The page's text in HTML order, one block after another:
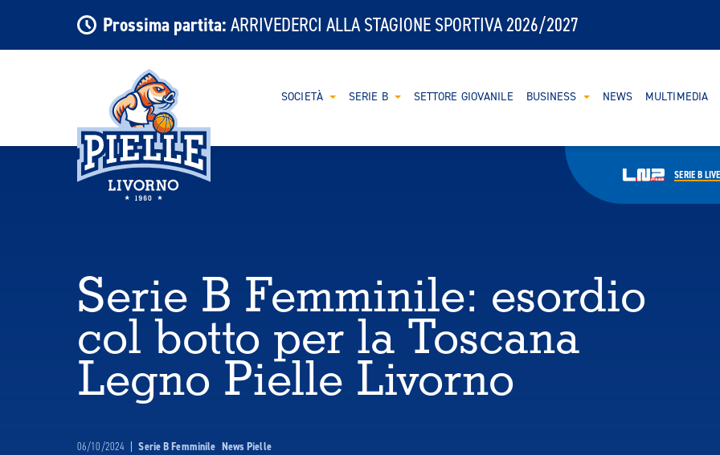
Prossima partita:ARRIVEDERCI ALLA STAGIONE SPORTIVA 2026/2027
SOCIETÀ SERIE B SETTORE GIOVANILE BUSINESS NEWS MULTIMEDIA
SERIE B
Serie B Femminile: esordio
col botto per la Toscana
Legno Pielle Livorno
06/10/2024 | Serie B Femminile News Pielle